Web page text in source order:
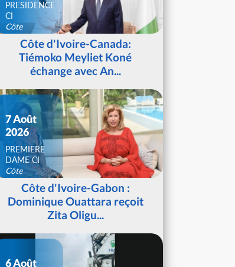
PRESIDENCE
CI
Côte
d'IvoireCôte d'Ivoire-Canada:
Tiémoko Meyliet Koné
échange avec An...
7 Août
2026
PREMIERE
DAME CI
Côte
d'IvoireCôte d'Ivoire-Gabon :
Dominique Ouattara reçoit
Zita Oligu...
6 Août